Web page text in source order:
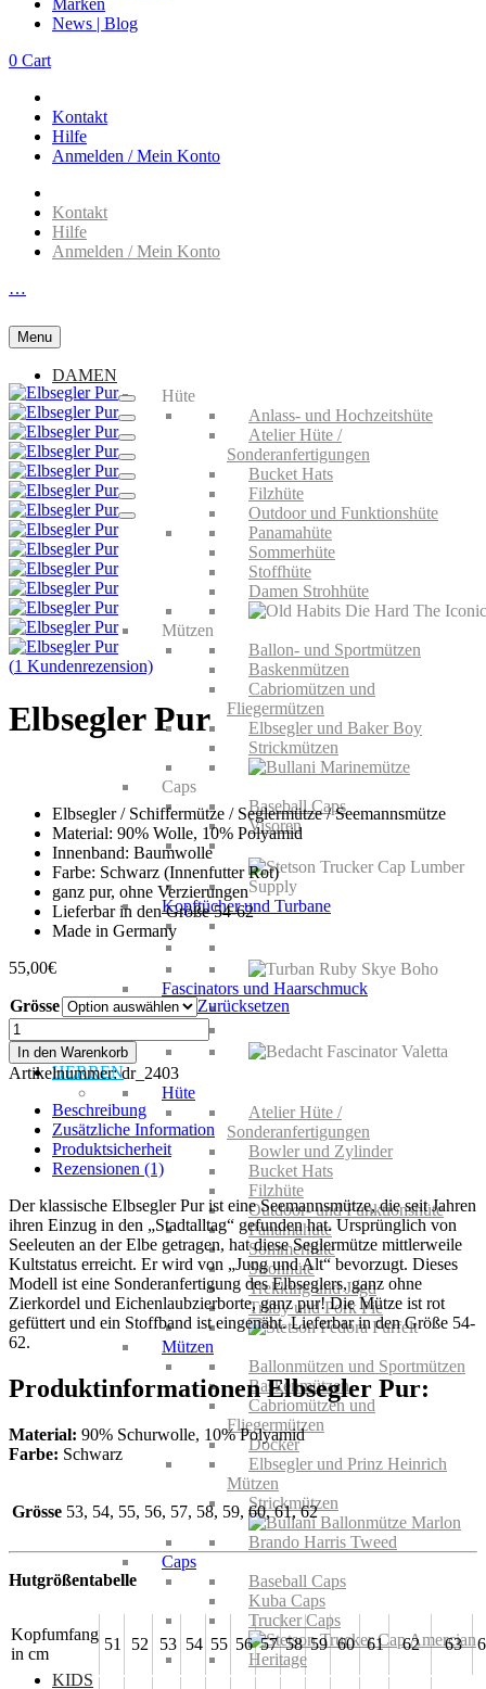
Marken
News | Blog
0 Cart
Kontakt
Hilfe
Anmelden / Mein Konto
Kontakt
Hilfe
Anmelden / Mein Konto
…
Menu
DAMEN
Hüte
Anlass- und Hochzeitshüte
Atelier Hüte /
Sonderanfertigungen
Bucket Hats
Filzhüte
Outdoor und Funktionshüte
Panamahüte
Sommerhüte
Stoffhüte
Damen Strohhüte
Mützen
Ballon- und Sportmützen
Baskenmützen
Cabriomützen und
Fliegermützen
Elbsegler und Baker Boy
Strickmützen
Caps
Baseball Caps
Visoren
Kopftücher und Turbane
Fascinators und Haarschmuck
HERREN
Hüte
Atelier Hüte /
Sonderanfertigungen
Bowler und Zylinder
Bucket Hats
Filzhüte
Outdoor- und Funktionshüte
Panamahüte
Sommerhüte
Strohhüte
Trekking und Jagd
Trilby und Pork Pie
Mützen
Ballonmützen und Sportmützen
Baskenmützen
Cabriomützen und
Fliegermützen
Docker
Elbsegler und Prinz Heinrich
Mützen
Strickmützen
Caps
Baseball Caps
Kuba Caps
Trucker Caps
KIDS
(1 Kundenrezension)
Elbsegler Pur
Elbsegler / Schiffermütze / Seglermütze / Seemannsmütze
Material: 90% Wolle, 10% Polyamid
Innenband: Baumwolle
Farbe: Schwarz (Innenfutter Rot)
ganz pur, ohne Verzierungen
Lieferbar in den Größe 54-62
Made in Germany
55,00€
Grösse
Zurücksetzen
Elbsegler
Pur
Menge
In den Warenkorb
Artikelnummer:dr_2403
Beschreibung
Zusätzliche Information
Produktsicherheit
Rezensionen (1)
Der klassische Elbsegler Pur ist eine Seemannsmütze, die seit Jahren
ihren Einzug in den „Stadtalltag“ gefunden hat. Ursprünglich von
Seeleuten an der Elbe getragen, hat diese Seglermütze mittlerweile
Kultstatus erreicht. Er wird von „Jung und Alt“ bevorzugt. Dieses
Modell ist eine Sonderanfertigung des Elbseglers, ganz ohne
Zierkordel und Eichenlaubzierborte, ganz pur! Die Mütze ist rot
gefüttert und ein Stoffband ist eingenäht. Lieferbar in den Größe 54-
62.
Produktinformationen Elbsegler Pur:
Material: 90% Schurwolle, 10% Polyamid
Farbe: Schwarz
Grösse 53, 54, 55, 56, 57, 58, 59, 60, 61, 62
Hutgrößentabelle
Kopfumfang
in cm
51 52 53 54 55 56 57 58 59 60 61 62 63